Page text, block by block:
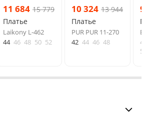
11 684 15 779
Платье
Laikony L-462
44 46 48 50 52
10 324 13 944
Платье
PUR PUR 11-270
42 44 46 48